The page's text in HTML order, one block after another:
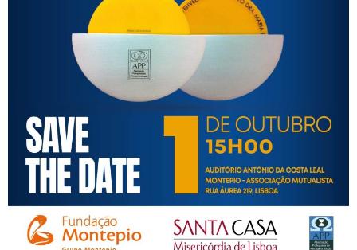
CULPA E AUTOESTIMA em cuidadores informais
17 Julho, 2026